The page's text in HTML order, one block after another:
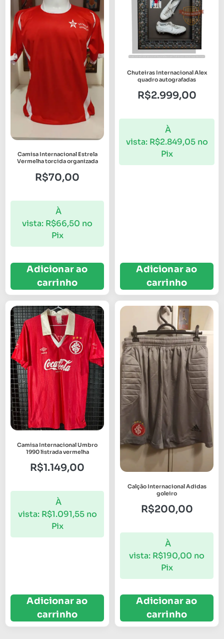
Camisa Internacional Estrela
Vermelha torcida organizada
R$70,00
À
vista: R$66,50 no
Pix
Adicionar ao
carrinho
Chuteiras Internacional Alex
quadro autografadas
R$2.999,00
À
vista: R$2.849,05 no
Pix
Adicionar ao
carrinho
Camisa Internacional Umbro
1990 listrada vermelha
R$1.149,00
À
vista: R$1.091,55 no
Pix
Adicionar ao
carrinho
Calção Internacional Adidas
goleiro
R$200,00
À
vista: R$190,00 no
Pix
Adicionar ao
carrinho